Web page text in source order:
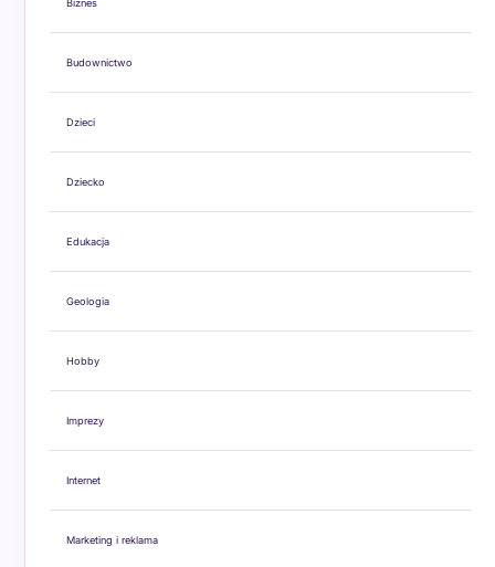
Biznes
Budownictwo
Dzieci
Dziecko
Edukacja
Geologia
Hobby
Imprezy
Internet
Marketing i reklama